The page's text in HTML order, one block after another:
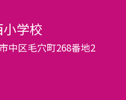
学校
中区毛穴町268番地2